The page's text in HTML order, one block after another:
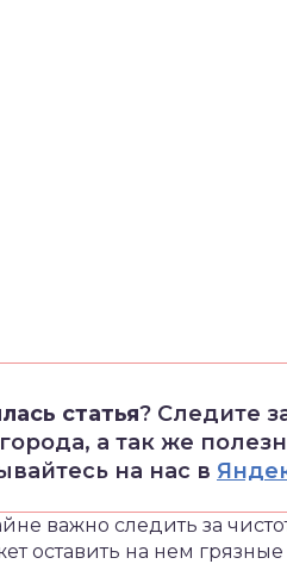
статья? Следите
а так же
на нас в
важно следить за
оставить на нем